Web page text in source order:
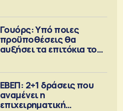
Γουόρς: Υπό ποιες
προϋποθέσεις θα
αυξήσει τα επιτόκια τον
ΕΒΕΠ: 2+1 δράσεις που
αναμένει η
επιχειρηματική